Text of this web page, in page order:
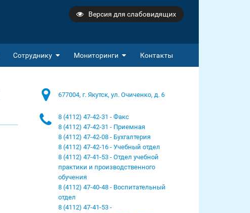
Версия для слабовидящих
Сотруднику Мониторинги Контакты
677004, г. Якутск, ул. Очиченко, д. 6
8 (4112) 47-42-31 - Факс
8 (4112) 47-42-31 - Приемная
8 (4112) 47-42-08 - Бухгалтерия
8 (4112) 47-42-16 - Учебный отдел
8 (4112) 47-41-53 - Отдел учебной
практики и производственного
обучения
8 (4112) 47-40-48 - Воспитательный
отдел
8 (4112) 47-41-53 -